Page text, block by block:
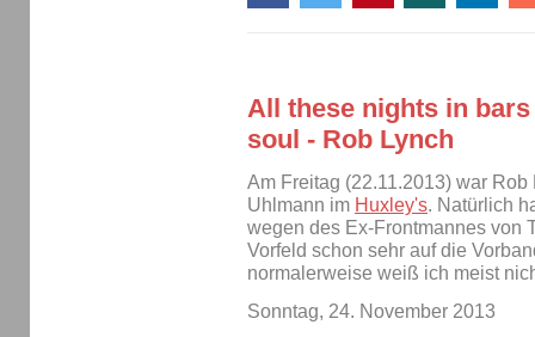
All these nights in
soul - Rob Lynch
Am Freitag (22.11.2013) war
Uhlmann im Huxley's. Natürlich
wegen des Ex-Frontmannes von
Vorfeld schon sehr auf die
normalerweise weiß ich meist
Sonntag, 24. November 2013